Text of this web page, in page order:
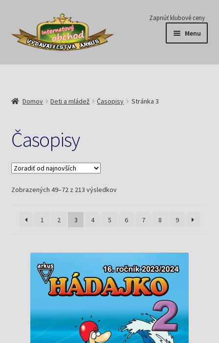
Preskočiť
navigáciu
Preskočiť
obsah
Zapnúť klubové ceny
Menu
Série
Predplatné
Pripravujeme
Pre školy
Knižný klub
Domov Deti a mládež Časopisy Stránka 3
Časopisy
Zobrazených 49–72 z 213 výsledkovZoradené
1
2 3 4 5 6 7 8 9